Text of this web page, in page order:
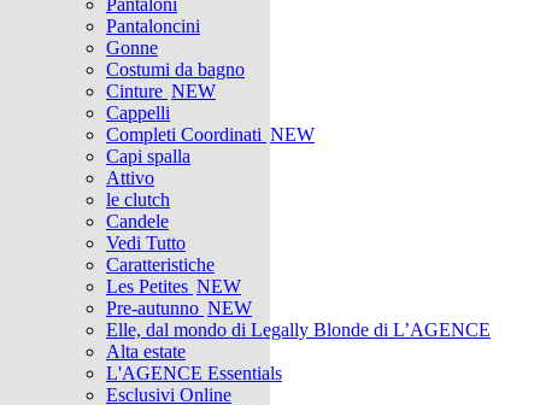
Pantaloni
Pantaloncini
Gonne
Costumi da bagno
Cinture NEW
Cappelli
Completi Coordinati NEW
Capi spalla
Attivo
le clutch
Candele
Vedi Tutto
Caratteristiche
Les Petites NEW
Pre-autunno NEW
Elle, dal mondo di Legally Blonde di L’AGENCE
Alta estate
L'AGENCE Essentials
Esclusivi Online